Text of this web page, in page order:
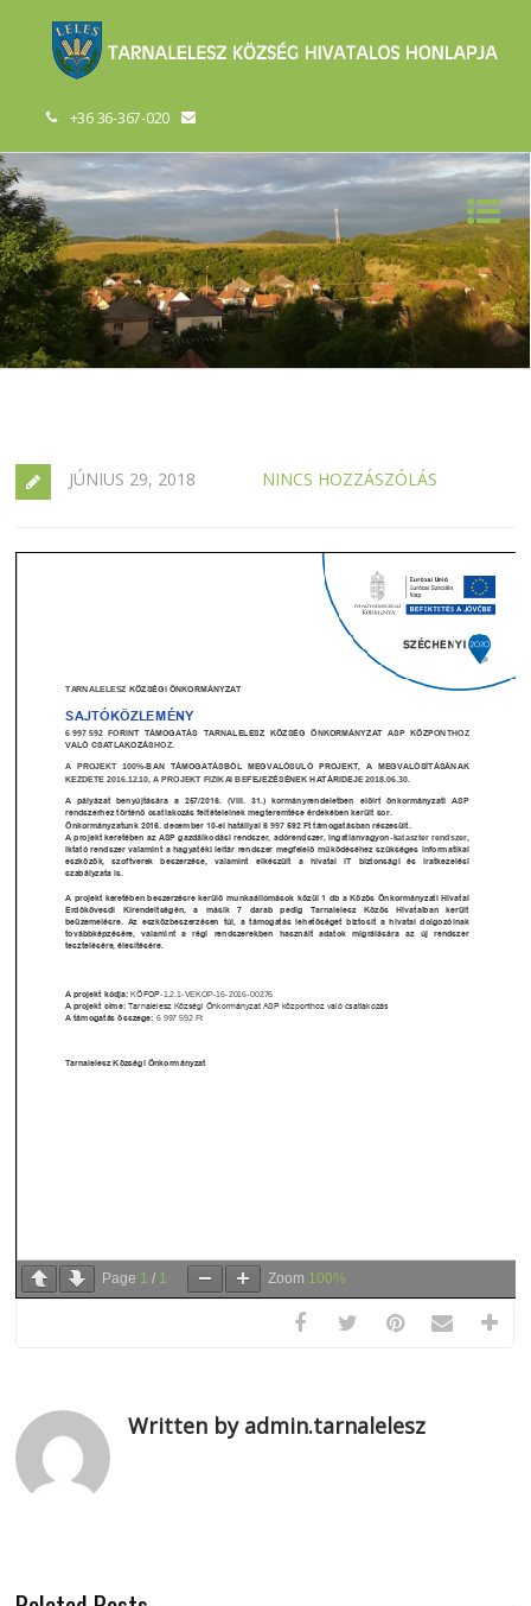
+36 36-367-020
JÚNIUS 29, 2018 NINCS HOZZÁSZÓLÁS
Page 1 / 1 Zoom 100%
Written by admin.tarnalelesz